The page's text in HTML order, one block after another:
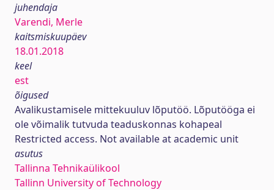
juhendaja
Varendi, Merle
kaitsmiskuupäev
18.01.2018
keel
est
õigused
Avalikustamisele mittekuuluv lõputöö. Lõputööga ei
ole võimalik tutvuda teaduskonnas kohapeal
Restricted access. Not available at academic unit
asutus
Tallinna Tehnikaülikool
Tallinn University of Technology